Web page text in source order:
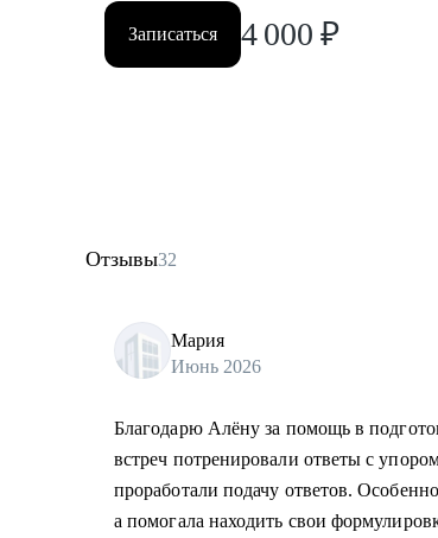
Записаться 4 000 ₽
Отзывы32
Мария
Июнь 2026
Благодарю Алёну за помощь в
встреч потренировали ответы с
проработали подачу ответов.
а помогала находить свои